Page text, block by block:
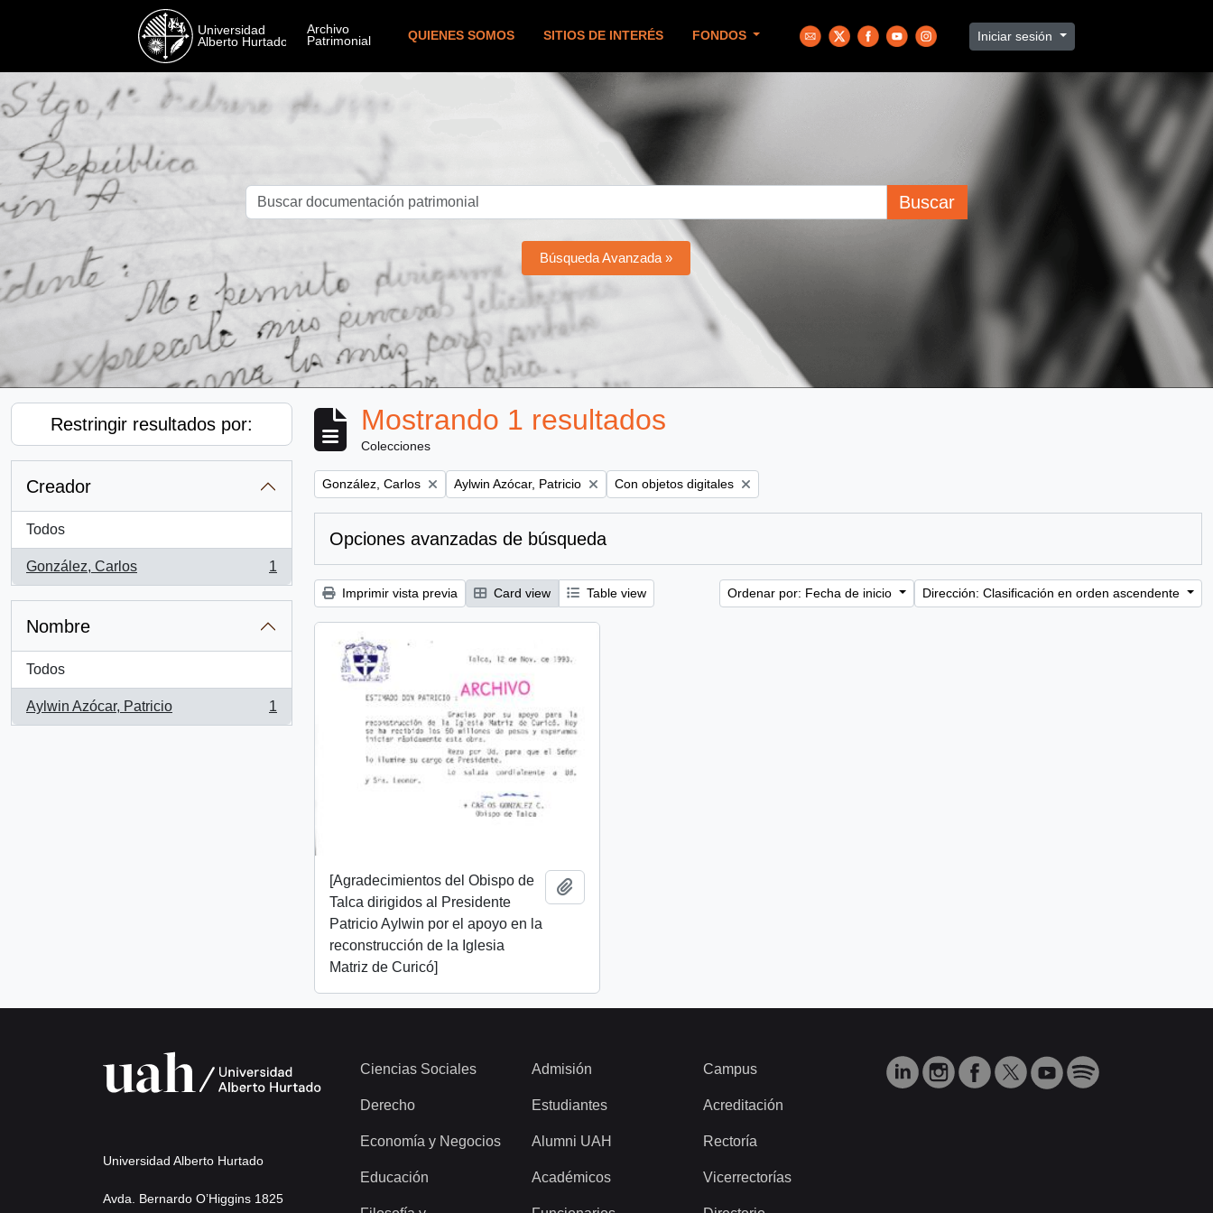
QUIENES SOMOS SITIOS DE INTERÉS FONDOS Iniciar sesión
Buscar
Búsqueda Avanzada »
Restringir resultados por:
Creador
Todos
González, Carlos
, 1 resultados
1
Nombre
Todos
Aylwin Azócar, Patricio
, 1 resultados
1
Mostrando 1 resultados
Colecciones
Remove filter:
González, Carlos Remove filter:
Aylwin Azócar, Patricio Remove filter:
Con objetos digitales
Opciones avanzadas de búsqueda
Imprimir vista previa Card view Table view Ordenar por: Fecha de inicio Dirección: Clasificación en orden ascendente
[Agradecimientos del Obispo de
Talca dirigidos al Presidente
Patricio Aylwin por el apoyo en la
reconstrucción de la Iglesia
Matriz de Curicó]
Universidad Alberto Hurtado
Avda. Bernardo O’Higgins 1825
Ciencias Sociales
Derecho
Economía y Negocios
Educación
Admisión
Estudiantes
Alumni UAH
Académicos
Campus
Acreditación
Rectoría
Vicerrectorías